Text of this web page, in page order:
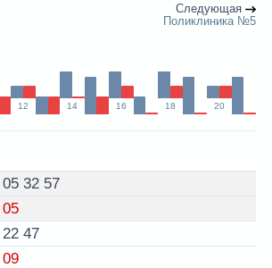
Следующая
Поликлиника №5
12 14 16 18 20
Гродно - остановка ул.
05 32 57
05
22 47
09